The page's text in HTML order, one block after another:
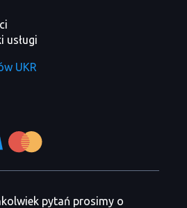
usługi
UKR
pytań prosimy o